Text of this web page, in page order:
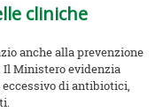
cliniche
anche alla prevenzione
Ministero evidenzia
eccessivo di antibiotici,